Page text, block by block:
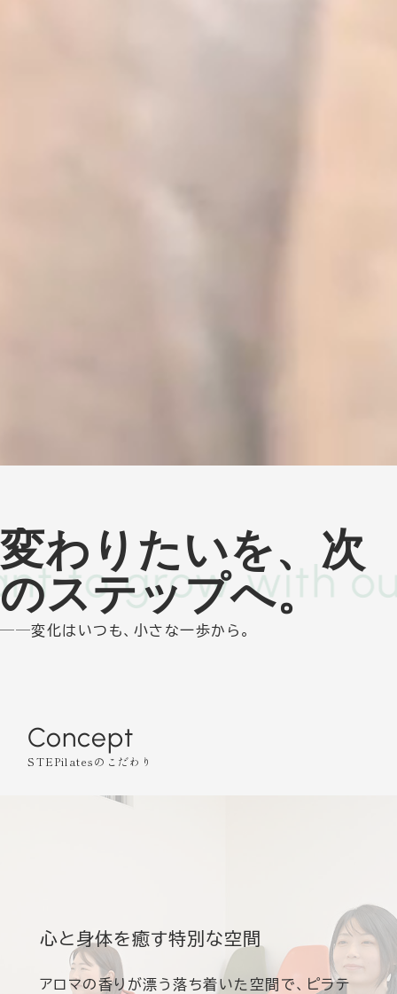
変わりたいを、次
のステップへ。
──変化はいつも、小さな一歩から。
Concept
心と身体を癒す特別な空間
アロマの香りが漂う落ち着いた空間で、ピラテ